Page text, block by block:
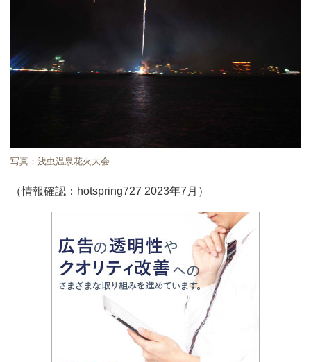
写真：浅虫温泉花火大会
（情報確認：hotspring727 2023年7月）